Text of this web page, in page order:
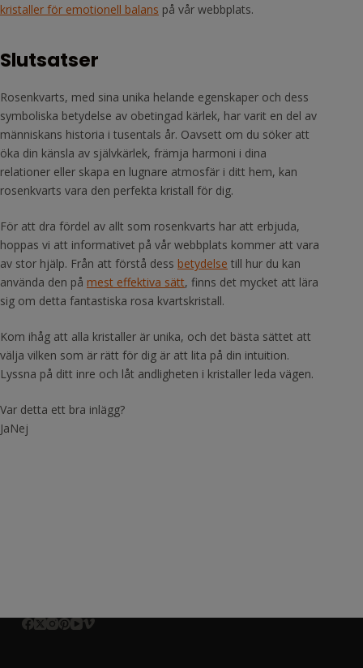
kristaller för emotionell balans på vår webbplats.
Slutsatser
Rosenkvarts, med sina unika helande egenskaper och dess
symboliska betydelse av obetingad kärlek, har varit en del av
människans historia i tusentals år. Oavsett om du söker att
öka din känsla av självkärlek, främja harmoni i dina
relationer eller skapa en lugnare atmosfär i ditt hem, kan
rosenkvarts vara den perfekta kristall för dig.
För att dra fördel av allt som rosenkvarts har att erbjuda,
hoppas vi att informativet på vår webbplats kommer att vara
av stor hjälp. Från att förstå dess betydelse till hur du kan
använda den på mest effektiva sätt, finns det mycket att lära
sig om detta fantastiska rosa kvartskristall.
Kom ihåg att alla kristaller är unika, och det bästa sättet att
välja vilken som är rätt för dig är att lita på din intuition.
Lyssna på ditt inre och låt andligheten i kristaller leda vägen.
Var detta ett bra inlägg?
JaNej